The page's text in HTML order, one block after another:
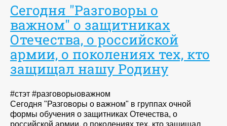
Сегодня "Разговоры о
важном" о защитниках
Отечества, о российской
армии, о поколениях тех, кто
защищал нашу Родину
#стэт #разговорыоважном
Сегодня "Разговоры о важном" в группах очной
формы обучения о защитниках Отечества, о